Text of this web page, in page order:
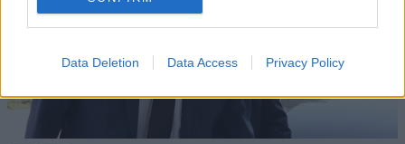
Data Deletion Data Access Privacy Policy